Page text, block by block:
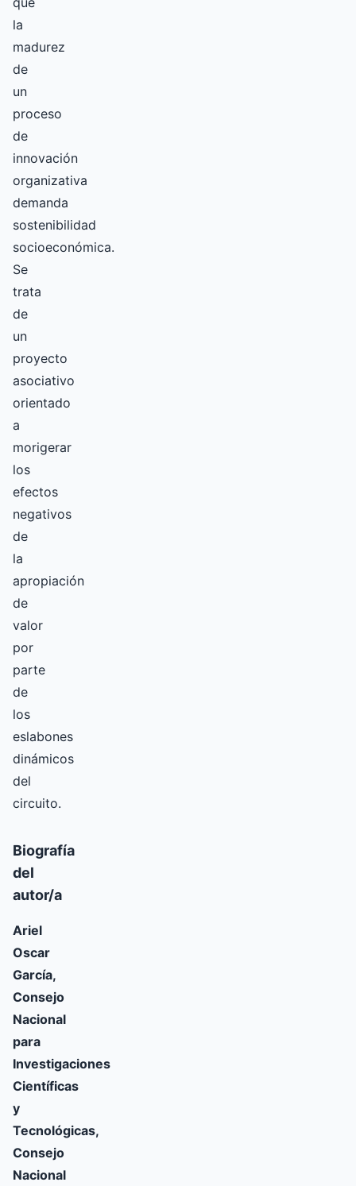
la
madurez
de
un
proceso
de
innovación
organizativa
demanda
sostenibilidad
socioeconómica.
Se
trata
de
un
proyecto
asociativo
orientado
a
morigerar
los
efectos
negativos
de
la
apropiación
de
valor
por
parte
de
los
eslabones
dinámicos
del
circuito.
Biografía
del
autor/a
Ariel
Oscar
García,
Consejo
Nacional
para
Investigaciones
Científicas
y
Tecnológicas,
Consejo
Nacional